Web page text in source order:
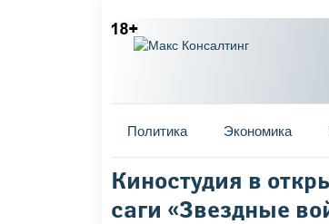
Главное меню
Политика Экономика
Вы здесь
Киностудия в
саги «Звездные